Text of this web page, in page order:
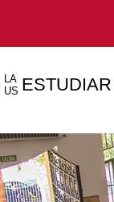
LA
US ESTUDIAR